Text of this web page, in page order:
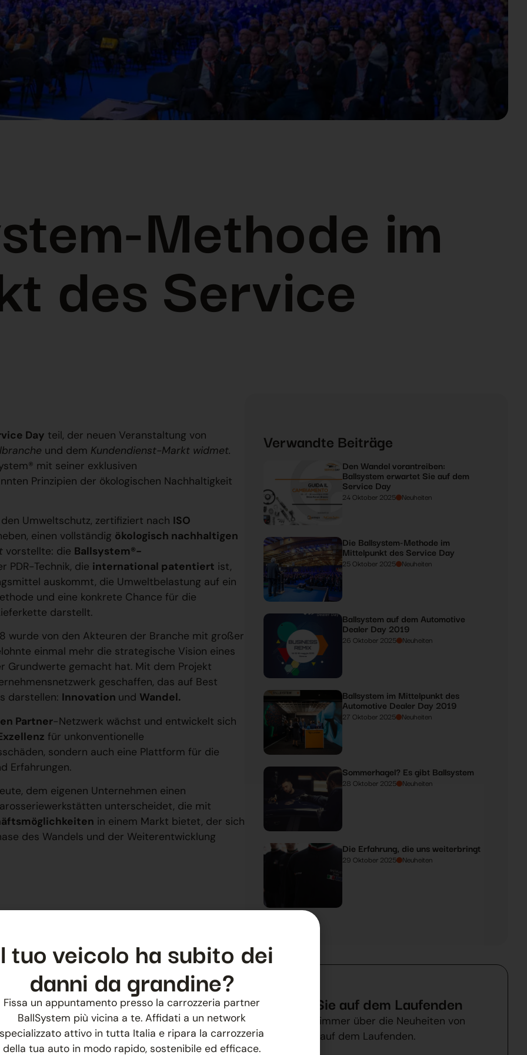
Methode im
des Service
Day teil, der neuen Veranstaltung von
und dem Kundendienst-Markt widmet.
mit seiner exklusiven
Prinzipien der ökologischen Nachhaltigkeit
Umweltschutz, zertifiziert nach ISO
einen vollständig ökologisch nachhaltigen
vorstellte: die Ballsystem®-
PDR-Technik, die international patentiert ist,
auskommt, die Umweltbelastung auf ein
und eine konkrete Chance für die
darstellt.
wurde von den Akteuren der Branche mit großer
einmal mehr die strategische Vision eines
Grundwerte gemacht hat. Mit dem Projekt
geschaffen, das auf Best
darstellen: Innovation und Wandel.
Partner-Netzwerk wächst und entwickelt sich
für unkonventionelle
sondern auch eine Plattform für die
Erfahrungen.
dem eigenen Unternehmen einen
unterscheidet, die mit
in einem Markt bietet, der sich
des Wandels und der Weiterentwicklung
Verwandte Beiträge
Den Wandel vorantreiben:
Ballsystem erwartet Sie auf dem
Service Day
24 Oktober 2025 Neuheiten
Die Ballsystem-Methode im
Mittelpunkt des Service Day
25 Oktober 2025 Neuheiten
Ballsystem auf dem Automotive
Dealer Day 2019
26 Oktober 2025 Neuheiten
Ballsystem im Mittelpunkt des
Automotive Dealer Day 2019
27 Oktober 2025 Neuheiten
Sommerhagel? Es gibt Ballsystem
28 Oktober 2025 Neuheiten
Die Erfahrung, die uns weiterbringt
29 Oktober 2025 Neuheiten
Bleiben Sie auf dem Laufenden
Bleiben Sie immer über die Neuheiten von
BallSystem auf dem Laufenden.
tuo veicolo ha subito dei
danni da grandine?
Fissa un appuntamento presso la carrozzeria partner
BallSystem più vicina a te. Affidati a un network
specializzato attivo in tutta Italia e ripara la carrozzeria
della tua auto in modo rapido, sostenibile ed efficace.